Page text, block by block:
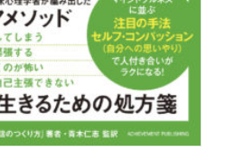
にして行きます。有難うございま
には伝わらないということがよく
人間性の向上、そして、伝達する
とが必要です。